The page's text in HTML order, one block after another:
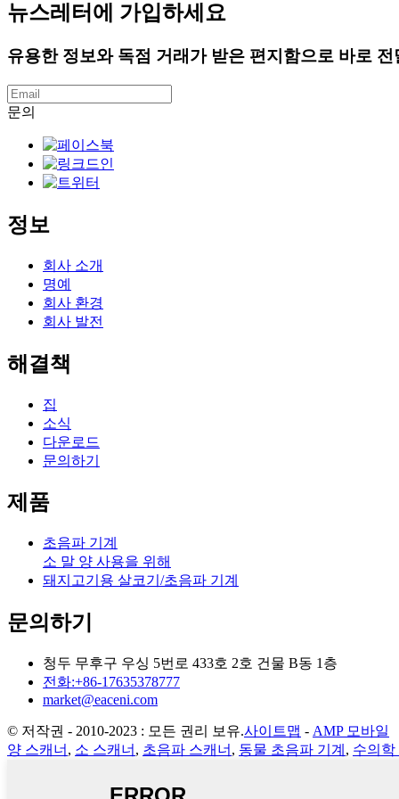
뉴스레터에 가입하세요
유용한 정보와 독점 거래가 받은 편지함으로 바로 전
문의
정보
회사 소개
명예
회사 환경
회사 발전
해결책
집
소식
다운로드
문의하기
제품
초음파 기계
소 말 양 사용을 위해
돼지고기용 살코기/초음파 기계
문의하기
청두 무후구 우싱 5번로 433호 2호 건물 B동 1층
전화:+86-17635378777
market@eaceni.com
© 저작권 - 2010-2023 : 모든 권리 보유.사이트맵 - AMP 모바일
양 스캐너 , 소 스캐너 , 초음파 스캐너 , 동물 초음파 기계 , 수의학